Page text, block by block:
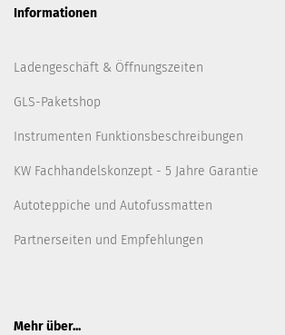
Informationen
Ladengeschäft & Öffnungszeiten
GLS-Paketshop
Instrumenten Funktionsbeschreibungen
KW Fachhandelskonzept - 5 Jahre Garantie
Autoteppiche und Autofussmatten
Partnerseiten und Empfehlungen
Mehr über...